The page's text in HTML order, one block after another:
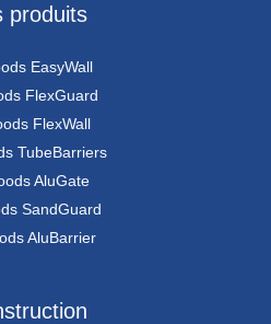
produits
EasyWall
FlexGuard
FlexWall
TubeBarriers
AluGate
SandGuard
AluBarrier